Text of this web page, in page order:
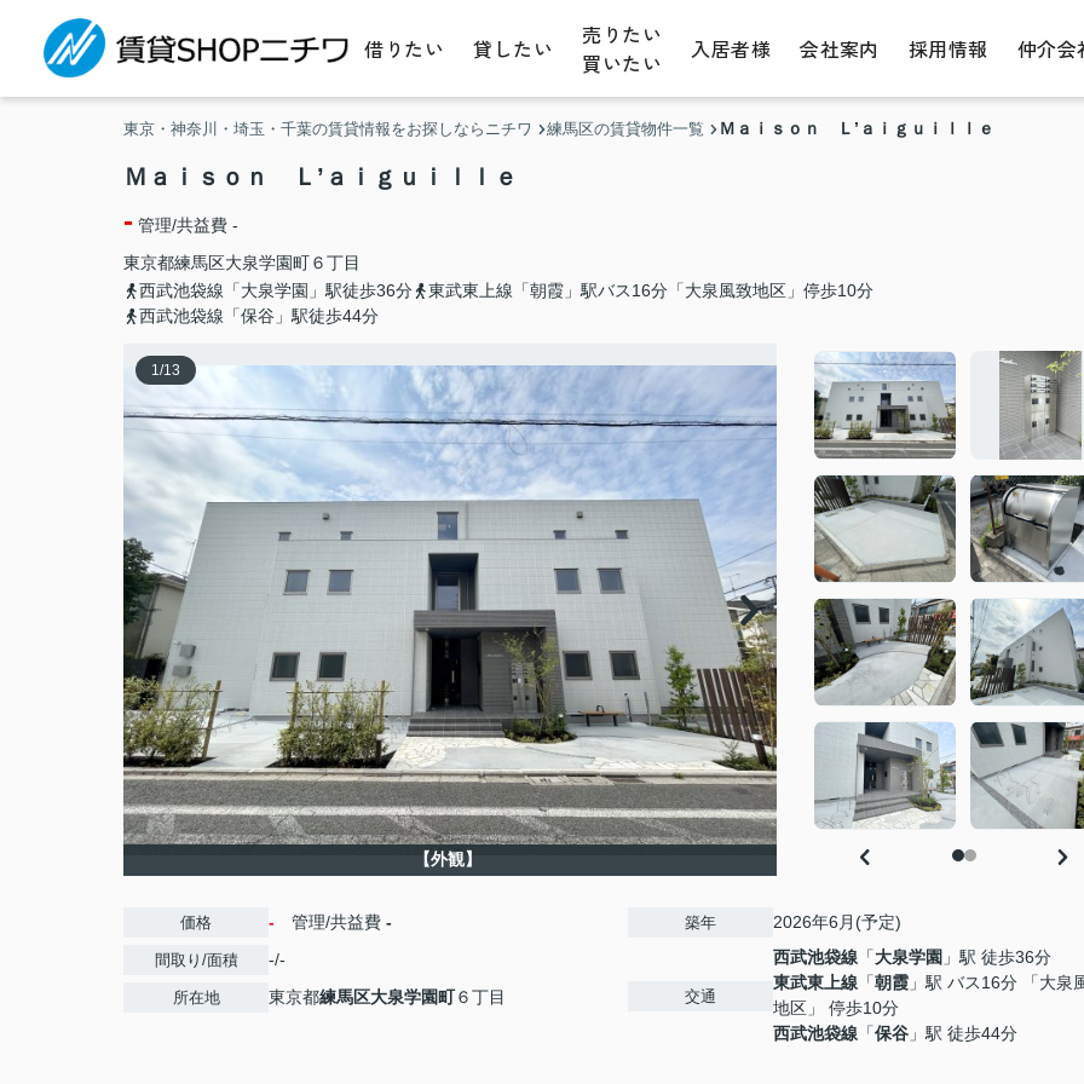
借りたい 貸したい
売りたい
買いたい
入居者様 会社案内 採用情報 仲介会
東京・神奈川・埼玉・千葉の賃貸情報をお探しならニチワ 練馬区の賃貸物件一覧 Ｍａｉｓｏｎ Ｌ’ａｉｇｕｉｌｌｅ
Ｍａｉｓｏｎ Ｌ’ａｉｇｕｉｌｌｅ
- 管理/共益費 -
東京都練馬区大泉学園町６丁目
西武池袋線「大泉学園」駅徒歩36分
東武東上線「朝霞」駅バス16分「大泉風致地区」停歩10分
西武池袋線「保谷」駅徒歩44分
1/13
【外観】
価格 - 管理/共益費 -
間取り/面積 -/-
所在地 東京都練馬区大泉学園町６丁目
築年 2026年6月(予定)
交通
西武池袋線 「大泉学園 」駅 徒歩36分
東武東上線 「朝霞 」駅 バス16分 「大泉
地区」 停歩10分
西武池袋線 「保谷 」駅 徒歩44分